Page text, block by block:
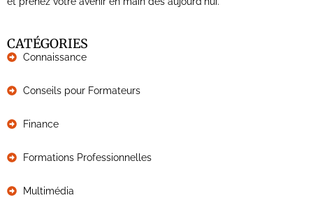
CATÉGORIES
Connaissance
Conseils pour Formateurs
Finance
Formations Professionnelles
Multimédia